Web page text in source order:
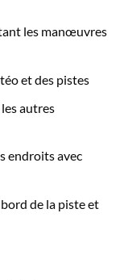
les manœuvres
et des pistes
autres
endroits avec
de la piste et